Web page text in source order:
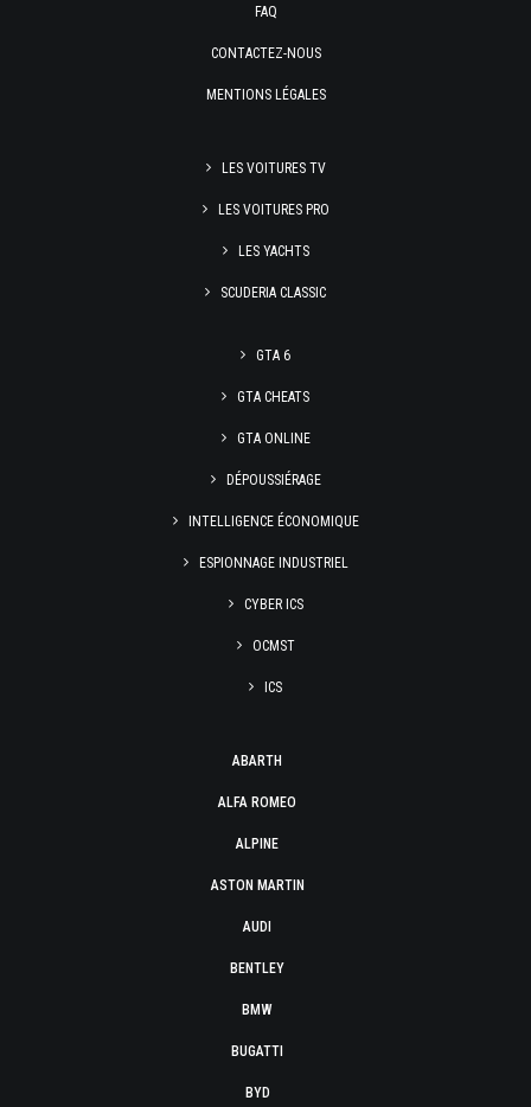
FAQ
CONTACTEZ-NOUS
MENTIONS LÉGALES
LES VOITURES TV
LES VOITURES PRO
LES YACHTS
SCUDERIA CLASSIC
GTA 6
GTA CHEATS
GTA ONLINE
DÉPOUSSIÉRAGE
INTELLIGENCE ÉCONOMIQUE
ESPIONNAGE INDUSTRIEL
CYBER ICS
OCMST
ICS
ABARTH
ALFA ROMEO
ALPINE
ASTON MARTIN
AUDI
BENTLEY
BMW
BUGATTI
BYD